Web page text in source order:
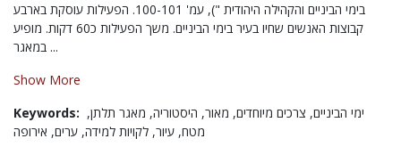
בימי הביניים והקהילה היהודית "), עמ' 100-101. הפעילות עוסקת בארבע
קבוצות האנשים שחיו בעיר בימי הביניים. משך הפעילות כ60 דקות. מופיע
במאגר ...
Show More
Keywords:
ימי הביניים, צרכים מיוחדים, מאור, היסטוריה, מאגר תלתן,
מטח, עיור, לקויות למידה, ערים, אירופה